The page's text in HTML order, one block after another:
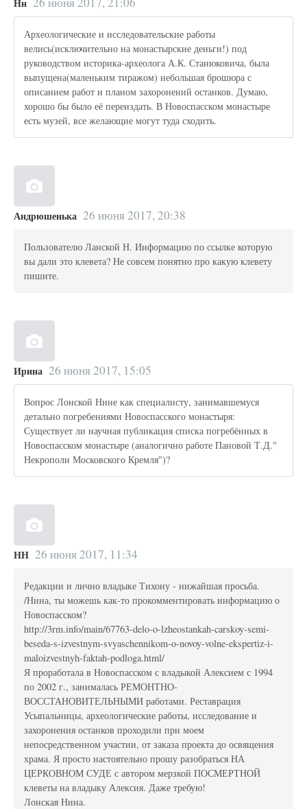
Нн
Археологические и исследовательские работы
велись(исключительно на монастырские деньги!) под
руководством историка-археолога А.К. Станюковича, была
выпущена(маленьким тиражом) небольшая брошюра с
описанием работ и планом захоронений останков. Думаю,
хорошо бы было её переиздать. В Новоспасском монастыре
есть музей, все желающие могут туда сходить.
Андрюшенька 26 июня 2017, 20:38
Пользователю Ланской Н. Информацию по ссылке которую
вы дали это клевета? Не совсем понятно про какую клевету
пишите.
Ирина 26 июня 2017, 15:05
Вопрос Лонской Нине как специалисту, занимавшемуся
детально погребениями Новоспасского монастыря:
Существует ли научная публикация списка погребённых в
Новоспасском монастыре (аналогично работе Пановой Т.Д."
Некрополи Московского Кремля")?
НН 26 июня 2017, 11:34
Редакции и лично владыке Тихону - нижайшая просьба.
/Нина, ты можешь как-то прокомментировать информацию о
Новоспасском?
http://3rm.info/main/67763-delo-o-lzheostankah-carskoy-semi-
beseda-s-izvestnym-svyaschennikom-o-novoy-volne-ekspertiz-i-
maloizvestnyh-faktah-podloga.html/
Я проработала в Новоспасском с владыкой Алексием с 1994
по 2002 г., занималась РЕМОНТНО-
ВОССТАНОВИТЕЛЬНЫМИ работами. Реставрация
Усыпальницы, археологические работы, исследование и
захоронения останков проходили при моем
непосредственном участии, от заказа проекта до освящения
храма. Я просто настоятельно прошу разобраться НА
ЦЕРКОВНОМ СУДЕ с автором мерзкой ПОСМЕРТНОЙ
клеветы на владыку Алексия. Даже требую!
Лонская Нина.